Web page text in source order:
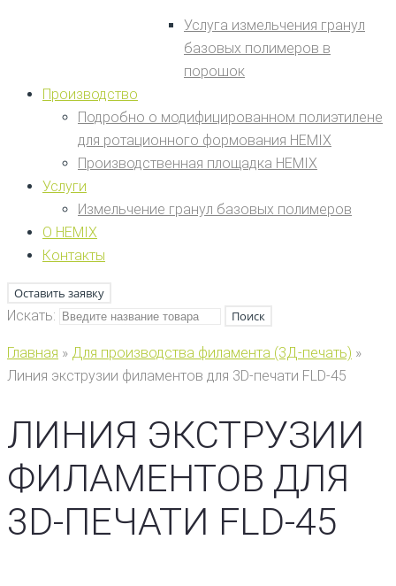
Услуга измельчения гранул
базовых полимеров в
порошок
Производство
Подробно о модифицированном полиэтилене
для ротационного формования HEMIX
Производственная площадка HEMIX
Услуги
Измельчение гранул базовых полимеров
О HEMIX
Контакты
Оставить заявку
Искать: Поиск
Главная » Для производства филамента (3Д-печать) »
Линия экструзии филаментов для 3D-печати FLD-45
ЛИНИЯ ЭКСТРУЗИИ
ФИЛАМЕНТОВ ДЛЯ
3D-ПЕЧАТИ FLD-45